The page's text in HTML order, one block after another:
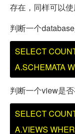
存在，同样可以使
判断一个
SELECT
A.SCHEMATA
判断一个view是
SELECT
A.VIEWS